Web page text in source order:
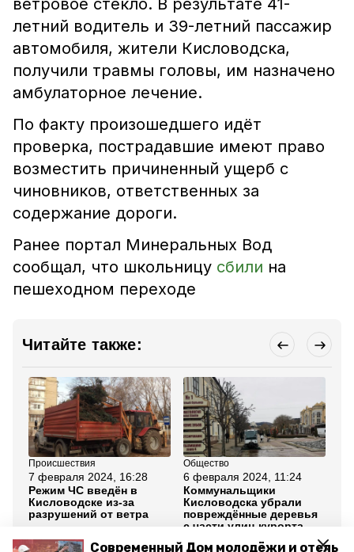
Современный Дом молодёжи и отель
ветровое стекло. В результате 41-
летний водитель и 39-летний пассажир
автомобиля, жители Кисловодска,
получили травмы головы, им назначено
амбулаторное лечение.
По факту произошедшего идёт
проверка, пострадавшие имеют право
возместить причиненный ущерб с
чиновников, ответственных за
содержание дороги.
Ранее портал Минеральных Вод
сообщал, что школьницу сбили на
пешеходном переходе
Читайте также:
Происшествия
7 февраля 2024, 16:28
Режим ЧС введён в
Кисловодске из-за
разрушений от ветра
Общество
6 февраля 2024, 11:24
Коммунальщики
Кисловодска убрали
повреждённые деревья
с части улиц курорта